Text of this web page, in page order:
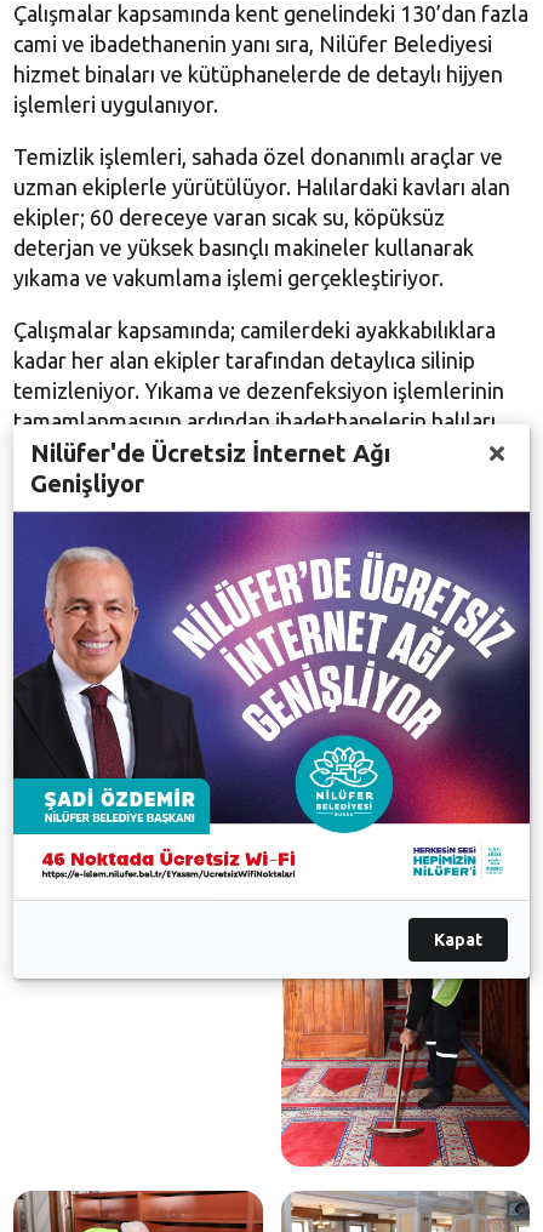
Çalışmalar kapsamında kent genelindeki 130’dan fazla
cami ve ibadethanenin yanı sıra, Nilüfer Belediyesi
hizmet binaları ve kütüphanelerde de detaylı hijyen
işlemleri uygulanıyor.
Temizlik işlemleri, sahada özel donanımlı araçlar ve
uzman ekiplerle yürütülüyor. Halılardaki kavları alan
ekipler; 60 dereceye varan sıcak su, köpüksüz
deterjan ve yüksek basınçlı makineler kullanarak
yıkama ve vakumlama işlemi gerçekleştiriyor.
Çalışmalar kapsamında; camilerdeki ayakkabılıklara
kadar her alan ekipler tarafından detaylıca silinip
temizleniyor. Yıkama ve dezenfeksiyon işlemlerinin
tamamlanmasının ardından ibadethanelerin halıları,
insan sağlığına zararsız özel parfümler sıkılarak
ferahlatılıyor.
78 BİN METREKARE HALI YIKANDI
Vatandaşların ibadetlerini temiz ortamlarda yerine
getirebilmesi için çalışan Nilüfer Belediyesi, bahar
aylarında yürüttüğü bu çalışmalar kapsamında toplam
78 bin 75 metrekare halının temizliğini tamamladı.
Nilüfer'de Ücretsiz İnternet Ağı
Genişliyor
Kapat